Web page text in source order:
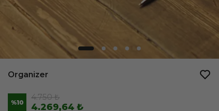
Organizer
%10
4.750 ₺
4.269,64 ₺